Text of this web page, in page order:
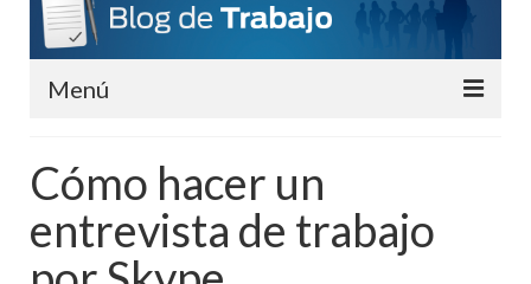
Menú
Cómo buscar trabajo
Trabajar en el Extranjero
Cómo hacer un
entrevista de trabajo